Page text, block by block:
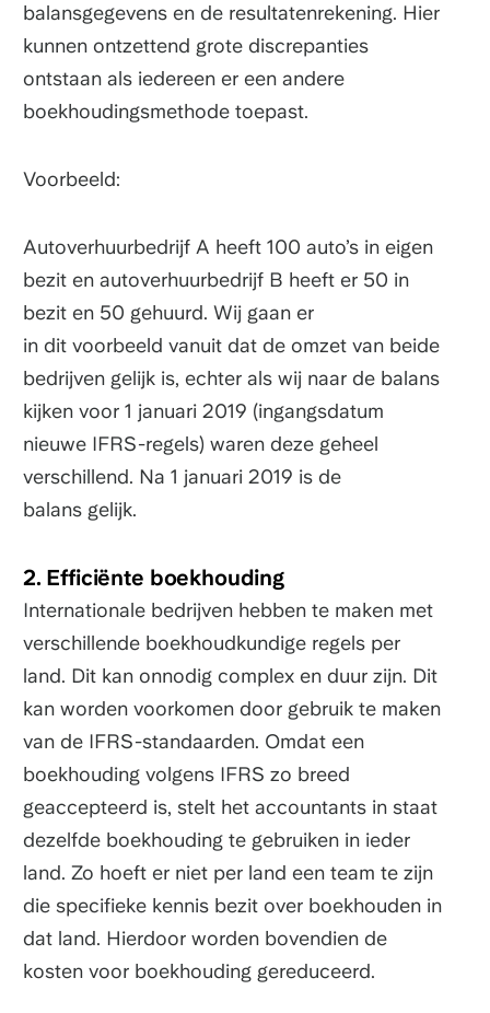
balansgegevens en de resultatenrekening. Hier
kunnen ontzettend grote discrepanties
ontstaan als iedereen er een andere
boekhoudingsmethode toepast.
Voorbeeld:
Autoverhuurbedrijf A heeft 100 auto’s in eigen
bezit en autoverhuurbedrijf B heeft er 50 in
bezit en 50 gehuurd. Wij gaan er
in dit voorbeeld vanuit dat de omzet van beide
bedrijven gelijk is, echter als wij naar de balans
kijken voor 1 januari 2019 (ingangsdatum
nieuwe IFRS-regels) waren deze geheel
verschillend. Na 1 januari 2019 is de
balans gelijk.
2. Efficiënte boekhouding
Internationale bedrijven hebben te maken met
verschillende boekhoudkundige regels per
land. Dit kan onnodig complex en duur zijn. Dit
kan worden voorkomen door gebruik te maken
van de IFRS-standaarden. Omdat een
boekhouding volgens IFRS zo breed
geaccepteerd is, stelt het accountants in staat
dezelfde boekhouding te gebruiken in ieder
land. Zo hoeft er niet per land een team te zijn
die specifieke kennis bezit over boekhouden in
dat land. Hierdoor worden bovendien de
kosten voor boekhouding gereduceerd.